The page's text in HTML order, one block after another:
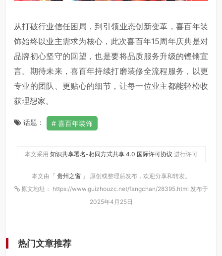
从打破行业信任困局，到引领业态创新变革，喜百年装
饰始终以业主需求为核心，此次喜百年15周年庆典是对
品牌初心坚守的回望，也是要将品质服务升级的铿锵宣
言。期待未来，喜百年持续打磨装修全流程服务，以更
专业的团队、更贴心的细节，让每一位业主都能轻松收
获理想家。
话题： 喜百年装饰
本文采用 知识共享署名-相同方式共享 4.0 国际许可协议 进行许可
本文由「 贵州之窗 」 原创或整理后发布，欢迎分享和转发。
原文地址： https://www.guizhouzc.net/fangchan/28395.html 发布于
2025年4月25日
热门文章推荐